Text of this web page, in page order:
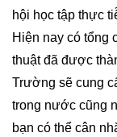
hội học tập thực
Hiện nay có tổng
thuật đã được
Trường sẽ cung
trong nước cũng
bạn có thể cân